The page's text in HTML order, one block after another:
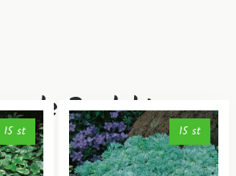
Produkter
15 st 15 st